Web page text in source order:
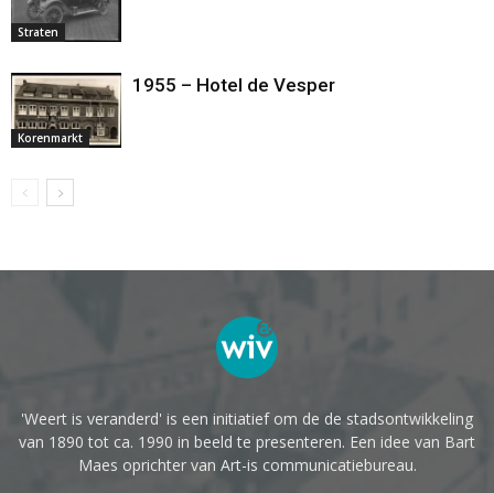
Straten
Korenmarkt
1955 – Hotel de Vesper
'Weert is veranderd' is een initiatief om de de stadsontwikkeling
van 1890 tot ca. 1990 in beeld te presenteren. Een idee van Bart
Maes oprichter van Art-is communicatiebureau.